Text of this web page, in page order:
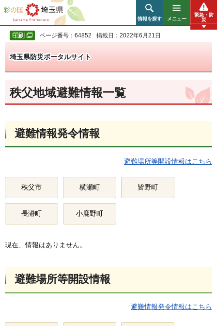
彩の国 埼玉県
情報を探す メニュー
緊急・防
災
ページ番号：64852 掲載日：2022年6月21日
埼玉県防災ポータルサイト
秩父地域避難情報一覧
避難情報発令情報
避難場所等開設情報はこちら
秩父市 横瀬町 皆野町
長瀞町 小鹿野町
現在、情報はありません。
避難場所等開設情報
避難情報発令情報はこちら